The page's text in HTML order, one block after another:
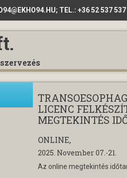
TEL.: +36 52 537 537
LICENC
MEGTEKINTÉS
ONLINE,
2025. November 07.-21.
Az online megtekintés